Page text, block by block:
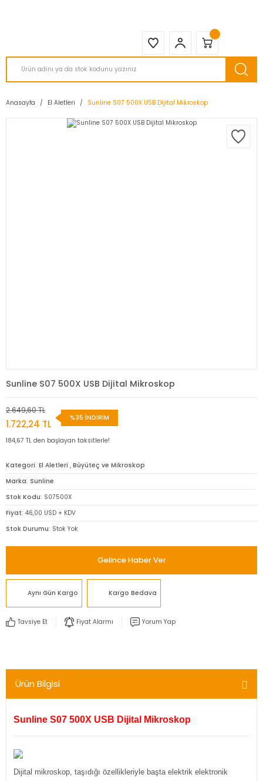
Anasayfa El Aletleri Sunline S07 500X USB Dijital Mikroskop
Sunline S07 500X USB Dijital Mikroskop
2.649,60 TL
1.722,24 TL
%35 İNDİRİM
184,67 TL den başlayan taksitlerle!
Kategori El Aletleri , Büyüteç ve Mikroskop
Marka Sunline
Stok Kodu S07500X
Fiyat 46,00 USD + KDV
Stok Durumu Stok Yok
Gelince Haber Ver
Aynı Gün Kargo Kargo Bedava
Tavsiye Et Fiyat Alarmı Yorum Yap
Ürün Bilgisi
Sunline S07 500X USB Dijital Mikroskop
Dijital mikroskop, taşıdığı özellikleriyle başta elektrik elektronik